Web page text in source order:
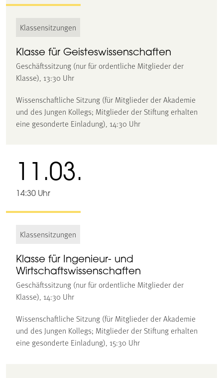
Klassensitzungen
Klasse für Geisteswissenschaften
Geschäftssitzung (nur für ordentliche Mitglieder der
Klasse), 13:30 Uhr
Wissenschaftliche Sitzung (für Mitglieder der Akademie
und des Jungen Kollegs; Mitglieder der Stiftung erhalten
eine gesonderte Einladung), 14:30 Uhr
11.03.
14:30 Uhr
Klassensitzungen
Klasse für Ingenieur- und
Wirtschaftswissenschaften
Geschäftssitzung (nur für ordentliche Mitglieder der
Klasse), 14:30 Uhr
Wissenschaftliche Sitzung (für Mitglieder der Akademie
und des Jungen Kollegs; Mitglieder der Stiftung erhalten
eine gesonderte Einladung), 15:30 Uhr